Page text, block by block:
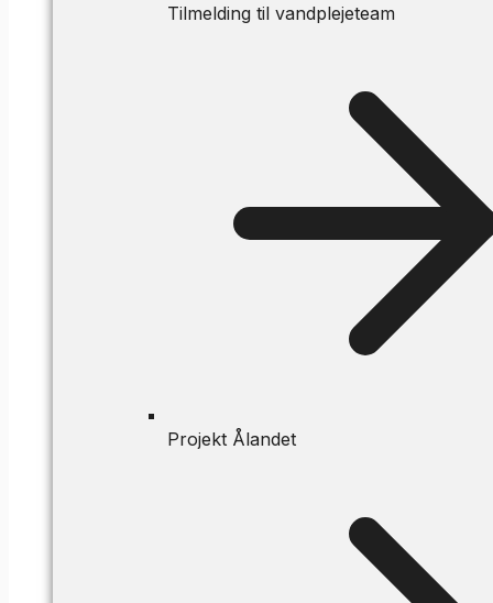
Tilmelding til vandplejeteam
Projekt Ålandet